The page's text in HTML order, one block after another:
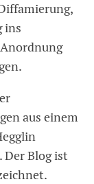
ins
aus einem
Der Blog ist